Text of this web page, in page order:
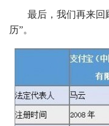
最后，我们再来回
历”。